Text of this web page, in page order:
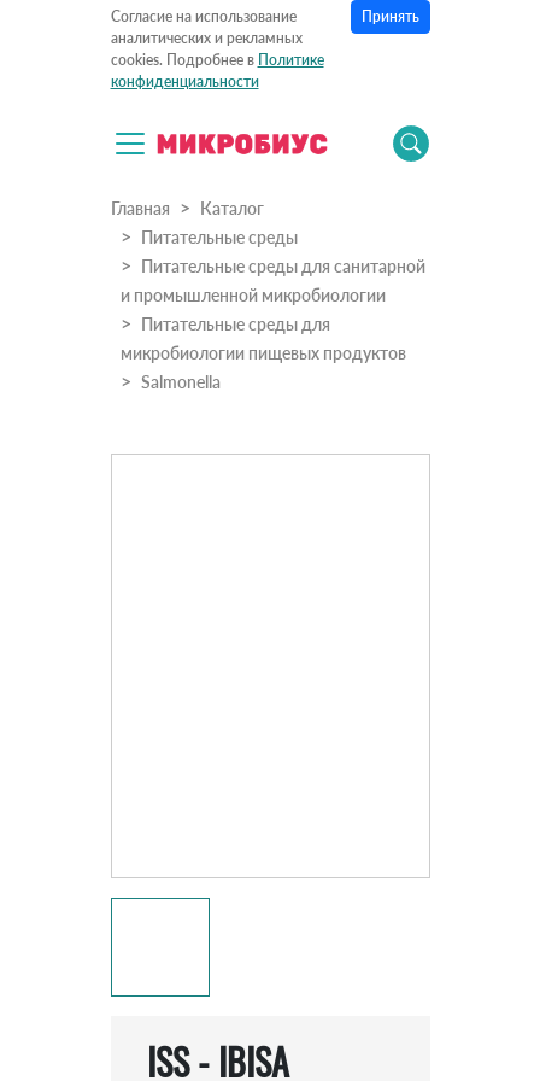
Согласие на использование
аналитических и рекламных
cookies. Подробнее в Политике
конфиденциальности
Принять
Главная
Каталог
Питательные среды
Питательные среды для санитарной
и промышленной микробиологии
Питательные среды для
микробиологии пищевых продуктов
Salmonella
ISS - IBISA